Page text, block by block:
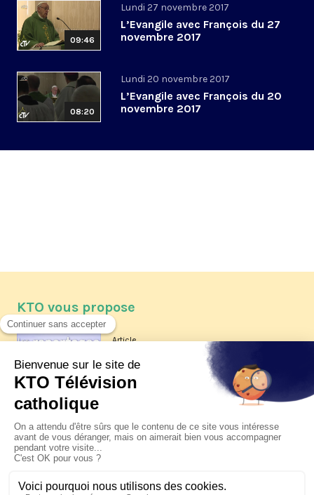
09:46
Lundi 27 novembre 2017
L’Evangile avec François du 27
novembre 2017
08:20
Lundi 20 novembre 2017
L’Evangile avec François du 20
novembre 2017
KTO vous propose
Article
Les reportages d'été 2026 de KTO
La visite pastorale du pape Léon
XIV à Assise à suivre sur KTO le
jeudi 6 août
Le pape en Uruguay, Argentine et